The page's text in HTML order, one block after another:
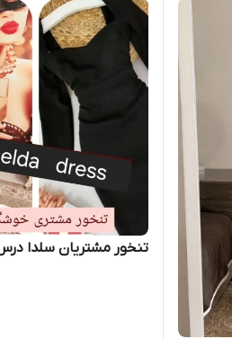
تنخور مشتریان سلدا درس